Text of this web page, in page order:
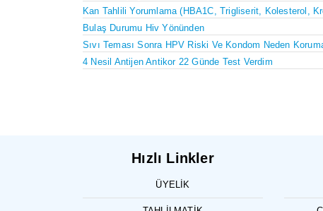
Kan Tahlili Yorumlama (HBA1C, Trigliserit, Kolesterol,
Bulaş Durumu Hiv Yönünden
Sıvı Teması Sonra HPV Riski Ve Kondom Neden
4 Nesil Antijen Antikor 22 Günde Test Verdim
Hızlı Linkler
ÜYELIK